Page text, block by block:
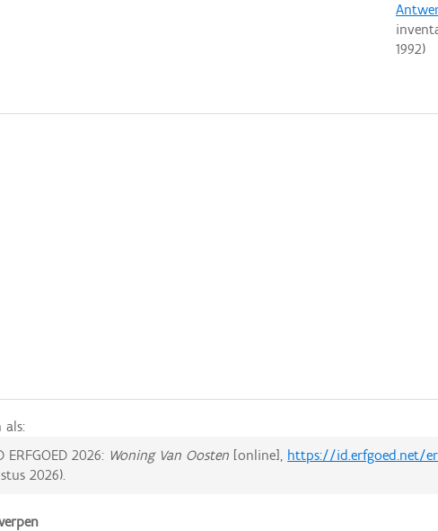
1992)
als:
ERFGOED 2026: Woning Van Oosten [online], https://id.erfgoed.net/
2026).